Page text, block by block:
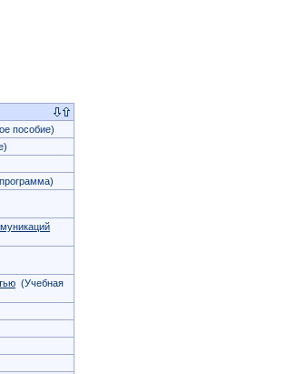
пособие)
(Учебная